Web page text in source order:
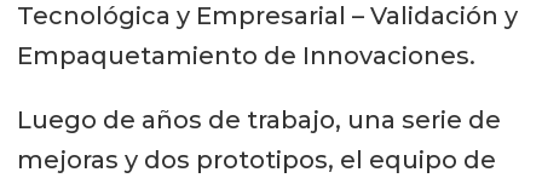
Tecnológica y Empresarial – Validación y
Empaquetamiento de Innovaciones.
Luego de años de trabajo, una serie de
mejoras y dos prototipos, el equipo de